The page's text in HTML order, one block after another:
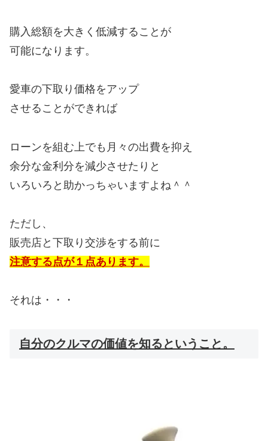
購入総額を大きく低減することが
可能になります。
愛車の下取り価格をアップ
させることができれば
ローンを組む上でも月々の出費を抑え
余分な金利分を減少させたりと
いろいろと助かっちゃいますよね＾＾
ただし、
販売店と下取り交渉をする前に
注意する点が１点あります。
それは・・・
自分のクルマの価値を知るということ。